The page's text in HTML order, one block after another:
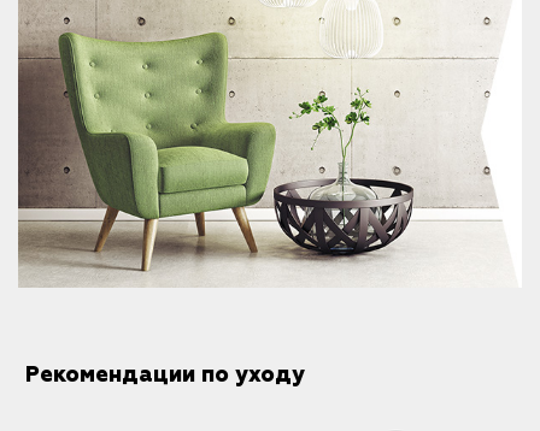
Рекомендации по уходу